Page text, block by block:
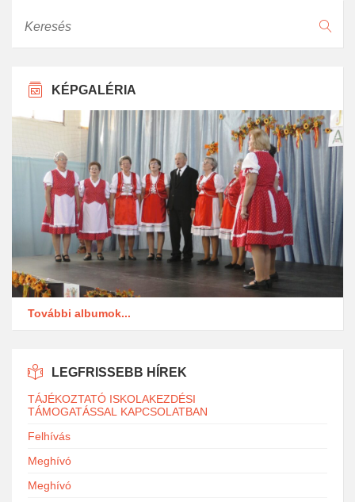
KÉPGALÉRIA
További albumok...
LEGFRISSEBB HÍREK
TÁJÉKOZTATÓ ISKOLAKEZDÉSI
TÁMOGATÁSSAL KAPCSOLATBAN
Felhívás
Meghívó
Meghívó